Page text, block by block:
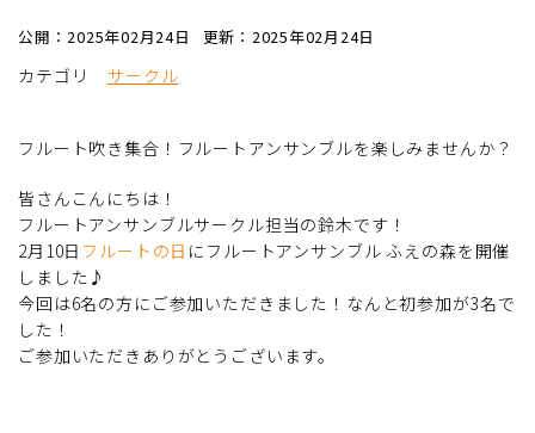
公開：2025年02月24日 更新：2025年02月24日
カテゴリ サークル
フルート吹き集合！フルートアンサンブルを楽しみませんか？
皆さんこんにちは！
フルートアンサンブルサークル担当の鈴木です！
2月10日 フルートの日 にフルートアンサンブル ふえの森を開催
しました♪
今回は6名の方にご参加いただきました！なんと初参加が3名で
した！
ご参加いただきありがとうございます。